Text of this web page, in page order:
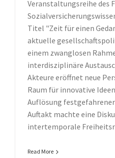
Veranstaltungsreihe des
Titel "Zeit für einen
aktuelle
einem zwanglosen
interdisziplinäre
Akteure eröffnet neue
Raum für innovative
Auflösung
Auftakt machte eine
intertemporale
Read More